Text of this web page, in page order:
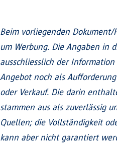
Beim vorliegenden
um Werbung. Die Angaben in
ausschliesslich der
Angebot noch als
oder Verkauf. Die darin
stammen aus als zuverlässig
Quellen; die Vollständigkeit
kann aber nicht garantiert